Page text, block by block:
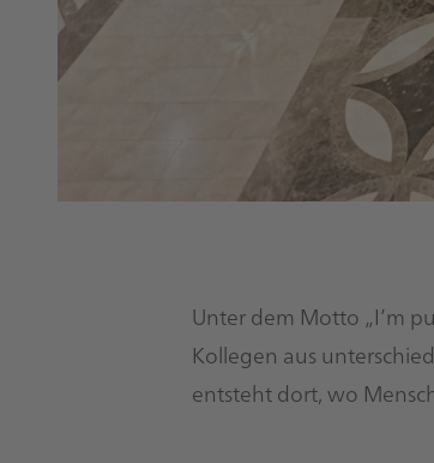
Unter dem Motto „I’m
Kollegen aus
entsteht dort, wo